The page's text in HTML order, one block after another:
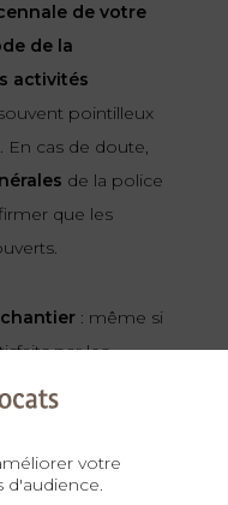
de votre
de la
activités
pointilleux
En cas de doute,
de la police
que les
: même si
par les
verbal de
de
commence
votre
d'audience.